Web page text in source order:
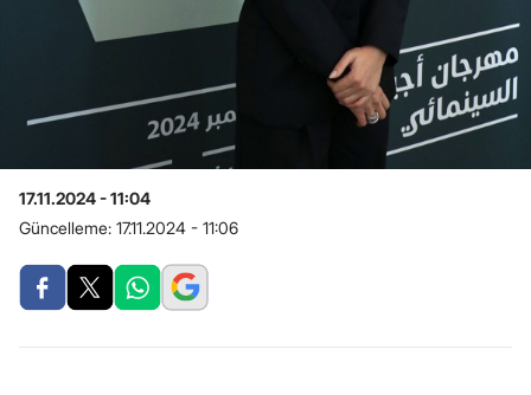
17.11.2024 - 11:04
Güncelleme: 17.11.2024 - 11:06